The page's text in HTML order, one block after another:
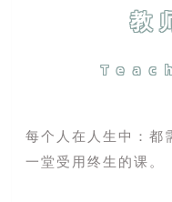
教
每个人在人生中：都
一堂受用终生的课。